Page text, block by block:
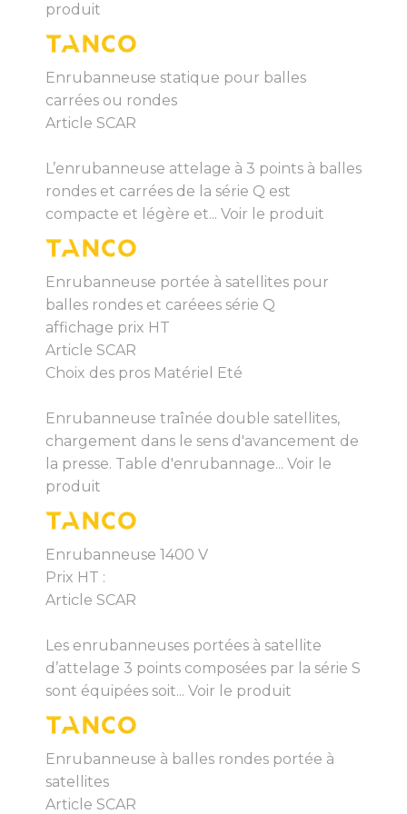
produit
Enrubanneuse statique pour balles
carrées ou rondes
Article SCAR
L’enrubanneuse attelage à 3 points à balles
rondes et carrées de la série Q est
compacte et légère et... Voir le produit
Enrubanneuse portée à satellites pour
balles rondes et caréees série Q
affichage prix HT
Article SCAR
Choix des pros Matériel Eté
Enrubanneuse traînée double satellites,
chargement dans le sens d'avancement de
la presse. Table d'enrubannage... Voir le
produit
Enrubanneuse 1400 V
Prix HT :
Article SCAR
Les enrubanneuses portées à satellite
d’attelage 3 points composées par la série S
sont équipées soit... Voir le produit
Enrubanneuse à balles rondes portée à
satellites
Article SCAR